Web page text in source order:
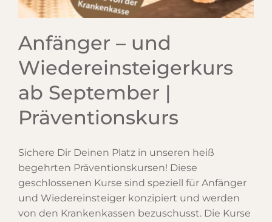
Anfänger – und
Wiedereinsteigerkurs
ab September |
Präventionskurs
Sichere Dir Deinen Platz in unseren heiß
begehrten Präventionskursen! Diese
geschlossenen Kurse sind speziell für Anfänger
und Wiedereinsteiger konzipiert und werden
von den Krankenkassen bezuschusst. Die Kurse